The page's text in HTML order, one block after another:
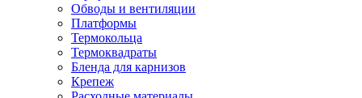
Обводы и вентиляции
Платформы
Термокольца
Термоквадраты
Бленда для карнизов
Крепеж